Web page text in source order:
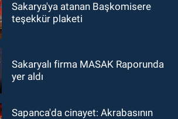
Sakarya'ya atanan Başkomisere
teşekkür plaketi
Sakaryalı firma MASAK Raporunda
yer aldı
Sapanca'da cinayet: Akrabasının